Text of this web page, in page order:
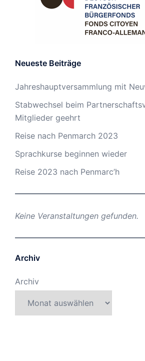
Neueste Beiträge
Jahreshauptversammlung mit
Stabwechsel beim
Mitglieder geehrt
Reise nach Penmarch 2023
Sprachkurse beginnen wieder
Reise 2023 nach Penmarc’h
Keine Veranstaltungen gefunden.
Archiv
Archiv